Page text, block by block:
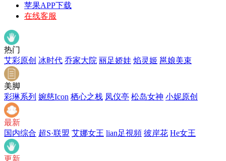
苹果APP下载
在线客服
热门
艾彩原创 冰时代 乔家大院 丽足娇娃 焰灵姬 邕娘美束
美脚
彩琳系列 婉慈Icon 栖心之栈 凤仪亭 松岛女神 小妮原创
最新
国内综合 超S·联盟 艾娜女王 lian足視頻 彼岸花 He女王
更新